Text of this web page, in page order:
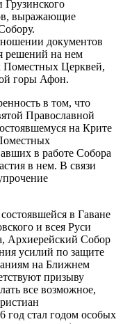
Грузинского
выражающие
документов
решений на нем
Поместных Церквей,
горы Афон.
в том, что
Православной
на Крите
в работе Собора
в нем. В связи
в Гаване
и всея Руси
Архиерейский Собор
усилий по защите
на Ближнем
призыву
все возможное,
год стал годом особых